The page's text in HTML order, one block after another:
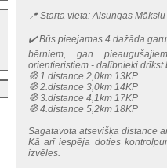
📍 Starta vieta: Alsungas
✔️ Būs pieejamas 4 dažāda
bērniem, gan
orientieristiem - dalībnieki
🧭 1.distance 2,0km 13KP
🧭 2.distance 3,0km 14KP
🧭 3.distance 4,1km 17KP
🧭 4.distance 5,2km 18KP
Sagatavota atsevišķa distance
Kā arī iespēja doties
izvēles.